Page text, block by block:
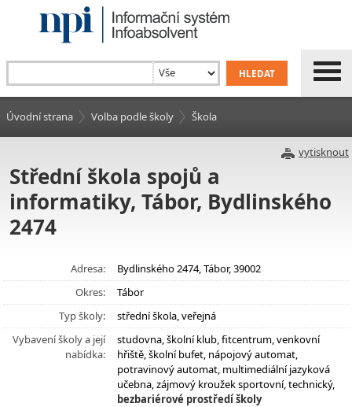
Úvodní strana Volba podle školy Škola
vytisknout
Střední škola spojů a
informatiky, Tábor, Bydlinského
2474
Adresa:
Bydlinského 2474, Tábor, 39002
Okres:
Tábor
Typ školy:
střední škola, veřejná
Vybavení školy a její
nabídka:
studovna, školní klub, fitcentrum, venkovní
hřiště, školní bufet, nápojový automat,
potravinový automat, multimediální jazyková
učebna, zájmový kroužek sportovní, technický,
bezbariérové prostředí školy